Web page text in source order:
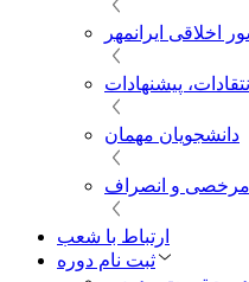
اخلاقی ایرانمهر
انتقادات، پیشنهادات
دانشجویان مهمان
مرخصی و انصراف
ارتباط با شعب
ثبت نام دوره